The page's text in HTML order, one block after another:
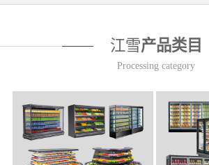
江雪产品类目
Processing category